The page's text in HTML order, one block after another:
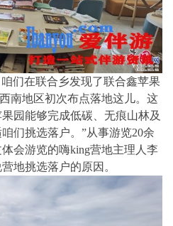
们在联合乡发现了联合鑫苹果
南地区初次布点落地这儿。这
园能够完成低碳、无痕山林及
们挑选落户。”从事游览20余
会游览的嗨king营地主理人李
地挑选落户的原因。